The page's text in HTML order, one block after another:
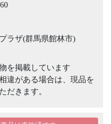
ラザ(群馬県館林市)
を掲載しています
違がある場合は、現品を
だきます。